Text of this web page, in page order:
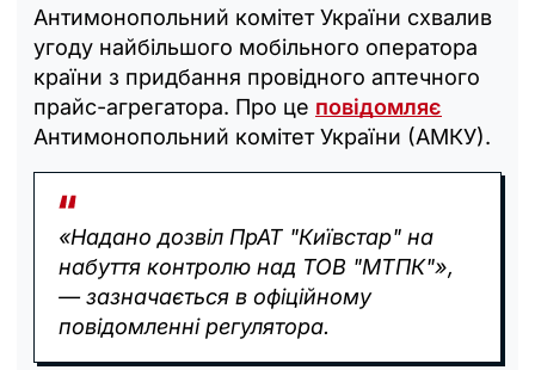
Антимонопольний комітет України схвалив
угоду найбільшого мобільного оператора
країни з придбання провідного аптечного
прайс-агрегатора. Про це повідомляє
Антимонопольний комітет України (АМКУ).
«Надано дозвіл ПрАТ "Київстар" на
набуття контролю над ТОВ "МТПК"»,
— зазначається в офіційному
повідомленні регулятора.